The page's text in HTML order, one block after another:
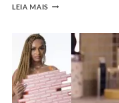
LEIA MAIS
JESSILANE
BBB?
PROFESSORA
PERDEU
CONCURSO